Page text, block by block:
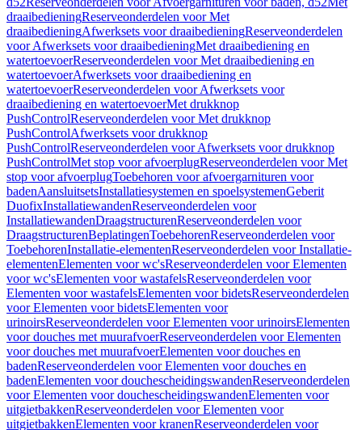
draaibedieningReserveonderdelen voor Met
draaibedieningAfwerksets voor draaibedieningReserveonderdelen
voor Afwerksets voor draaibedieningMet draaibediening en
watertoevoerReserveonderdelen voor Met draaibediening en
watertoevoerAfwerksets voor draaibediening en
watertoevoerReserveonderdelen voor Afwerksets voor
draaibediening en watertoevoerMet drukknop
PushControlReserveonderdelen voor Met drukknop
PushControlAfwerksets voor drukknop
PushControlReserveonderdelen voor Afwerksets voor drukknop
PushControlMet stop voor afvoerplugReserveonderdelen voor Met
stop voor afvoerplugToebehoren voor afvoergarnituren voor
badenAansluitsetsInstallatiesystemen en spoelsystemenGeberit
DuofixInstallatiewandenReserveonderdelen voor
InstallatiewandenDraagstructurenReserveonderdelen voor
DraagstructurenBeplatingenToebehorenReserveonderdelen voor
ToebehorenInstallatie-elementenReserveonderdelen voor Installatie-
elementenElementen voor wc'sReserveonderdelen voor Elementen
voor wc'sElementen voor wastafelsReserveonderdelen voor
Elementen voor wastafelsElementen voor bidetsReserveonderdelen
voor Elementen voor bidetsElementen voor
urinoirsReserveonderdelen voor Elementen voor urinoirsElementen
voor douches met muurafvoerReserveonderdelen voor Elementen
voor douches met muurafvoerElementen voor douches en
badenReserveonderdelen voor Elementen voor douches en
badenElementen voor douchescheidingswandenReserveonderdelen
voor Elementen voor douchescheidingswandenElementen voor
uitgietbakkenReserveonderdelen voor Elementen voor
uitgietbakkenElementen voor kranenReserveonderdelen voor